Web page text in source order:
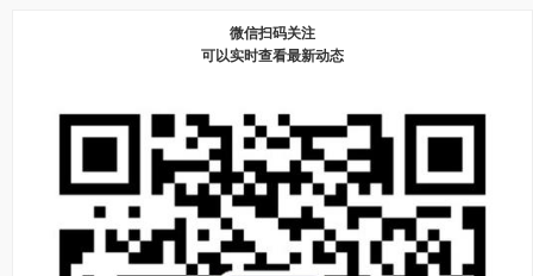
微信扫码关注
可以实时查看最新动态